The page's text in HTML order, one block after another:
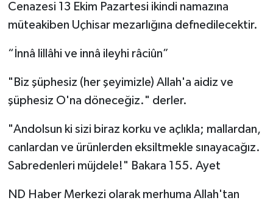
Cenazesi 13 Ekim Pazartesi ikindi namazına
müteakiben Uçhisar mezarlığına defnedilecektir.
“İnnâ lillâhi ve innâ ileyhi râciûn”
"Biz şüphesiz (her şeyimizle) Allah'a aidiz ve
şüphesiz O'na döneceğiz." derler.
"Andolsun ki sizi biraz korku ve açlıkla; mallardan,
canlardan ve ürünlerden eksiltmekle sınayacağız.
Sabredenleri müjdele!" Bakara 155. Ayet
ND Haber Merkezi olarak merhuma Allah'tan